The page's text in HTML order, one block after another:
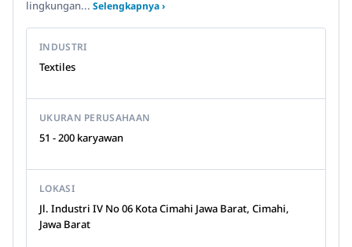
lingkungan... Selengkapnya ›
INDUSTRI
Textiles
UKURAN PERUSAHAAN
51 - 200 karyawan
LOKASI
Jl. Industri IV No 06 Kota Cimahi Jawa Barat, Cimahi,
Jawa Barat